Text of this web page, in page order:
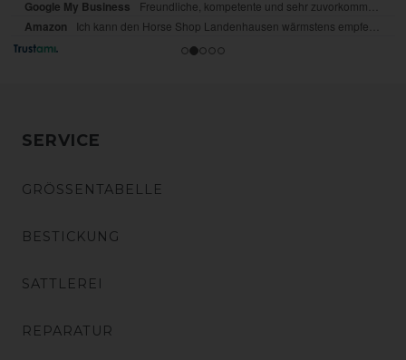
SERVICE
GRÖSSENTABELLE
BESTICKUNG
SATTLEREI
REPARATUR